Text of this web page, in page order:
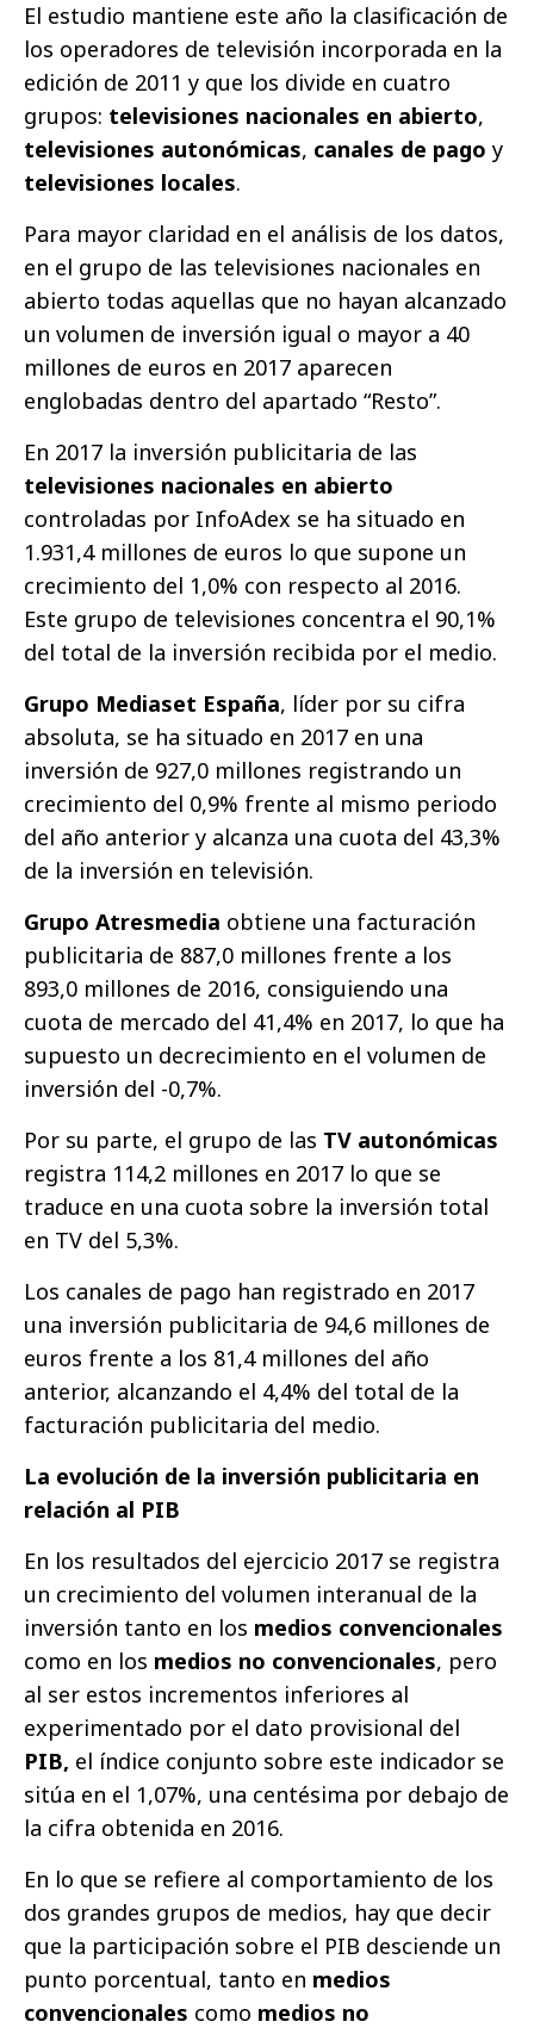
El estudio mantiene este año la clasificación de
los operadores de televisión incorporada en la
edición de 2011 y que los divide en cuatro
grupos: televisiones nacionales en abierto,
televisiones autonómicas, canales de pago y
televisiones locales.
Para mayor claridad en el análisis de los datos,
en el grupo de las televisiones nacionales en
abierto todas aquellas que no hayan alcanzado
un volumen de inversión igual o mayor a 40
millones de euros en 2017 aparecen
englobadas dentro del apartado “Resto”.
En 2017 la inversión publicitaria de las
televisiones nacionales en abierto
controladas por InfoAdex se ha situado en
1.931,4 millones de euros lo que supone un
crecimiento del 1,0% con respecto al 2016.
Este grupo de televisiones concentra el 90,1%
del total de la inversión recibida por el medio.
Grupo Mediaset España, líder por su cifra
absoluta, se ha situado en 2017 en una
inversión de 927,0 millones registrando un
crecimiento del 0,9% frente al mismo periodo
del año anterior y alcanza una cuota del 43,3%
de la inversión en televisión.
Grupo Atresmedia obtiene una facturación
publicitaria de 887,0 millones frente a los
893,0 millones de 2016, consiguiendo una
cuota de mercado del 41,4% en 2017, lo que ha
supuesto un decrecimiento en el volumen de
inversión del -0,7%.
Por su parte, el grupo de las TV autonómicas
registra 114,2 millones en 2017 lo que se
traduce en una cuota sobre la inversión total
en TV del 5,3%.
Los canales de pago han registrado en 2017
una inversión publicitaria de 94,6 millones de
euros frente a los 81,4 millones del año
anterior, alcanzando el 4,4% del total de la
facturación publicitaria del medio.
La evolución de la inversión publicitaria en
relación al PIB
En los resultados del ejercicio 2017 se registra
un crecimiento del volumen interanual de la
inversión tanto en los medios convencionales
como en los medios no convencionales, pero
al ser estos incrementos inferiores al
experimentado por el dato provisional del
PIB, el índice conjunto sobre este indicador se
sitúa en el 1,07%, una centésima por debajo de
la cifra obtenida en 2016.
En lo que se refiere al comportamiento de los
dos grandes grupos de medios, hay que decir
que la participación sobre el PIB desciende un
punto porcentual, tanto en medios
convencionales como medios no